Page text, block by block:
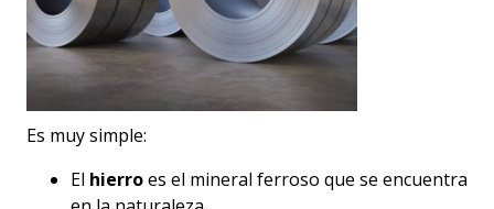
Es muy simple:
El hierroes el mineral ferroso que se encuentra